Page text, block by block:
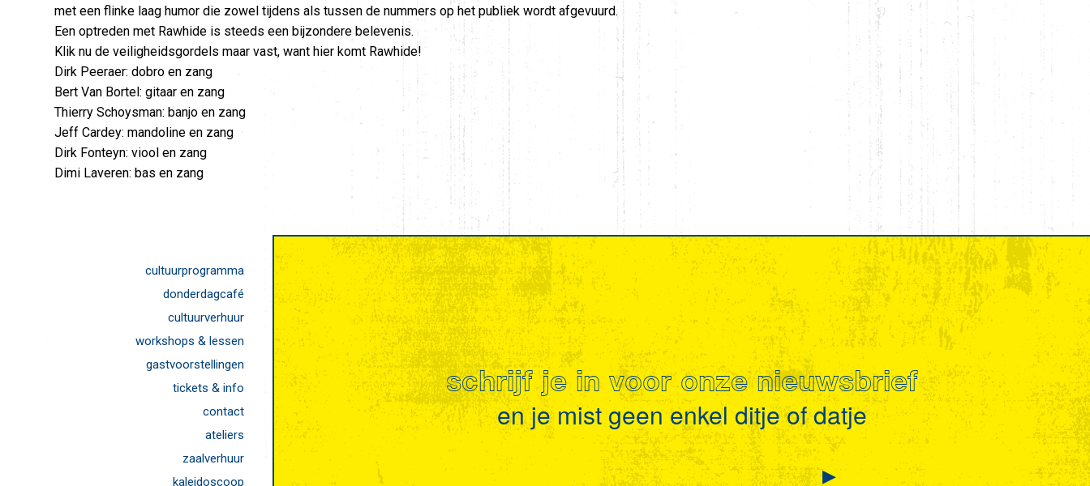
met een flinke laag humor die zowel tijdens als tussen de nummers op het publiek wordt afgevuurd.
Een optreden met Rawhide is steeds een bijzondere belevenis.
Klik nu de veiligheidsgordels maar vast, want hier komt Rawhide!
Dirk Peeraer: dobro en zang
Bert Van Bortel: gitaar en zang
Thierry Schoysman: banjo en zang
Jeff Cardey: mandoline en zang
Dirk Fonteyn: viool en zang
Dimi Laveren: bas en zang
cultuurprogramma
donderdagcafé
cultuurverhuur
workshops & lessen
gastvoorstellingen
tickets & info
contact
ateliers
zaalverhuur
kaleidoscoop
schrijf je in voor onze nieuwsbrief
en je mist geen enkel ditje of datje